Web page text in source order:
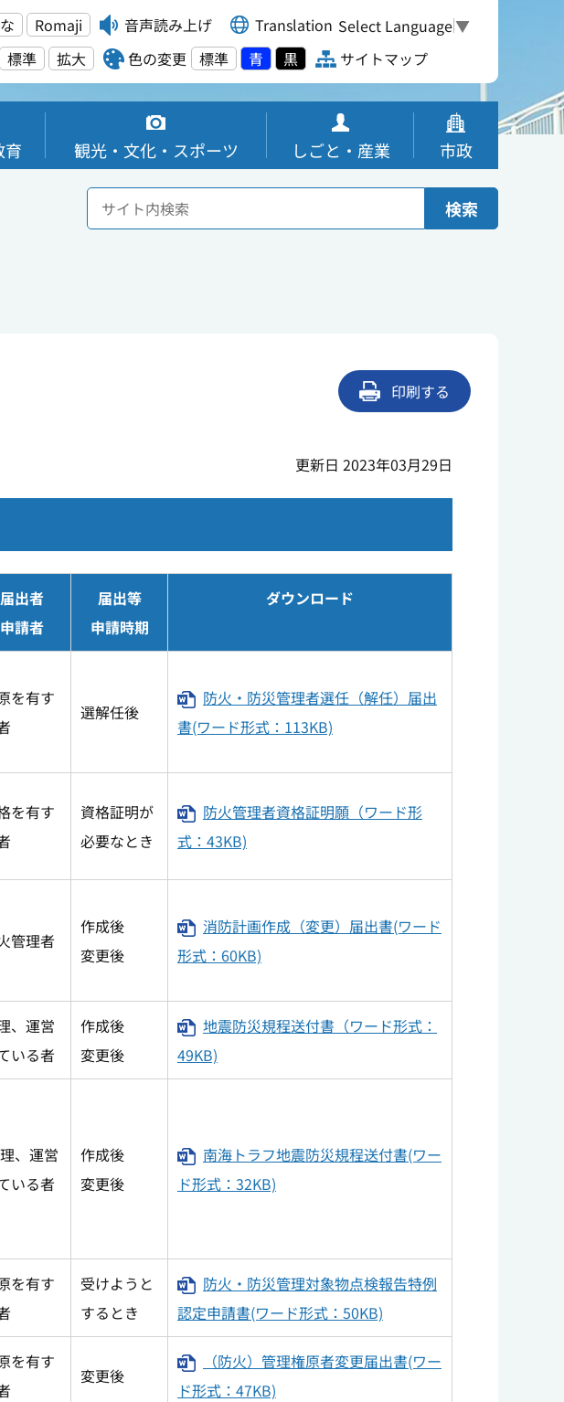
Romaji 音声読み上げ Translation Select Language▼
標準 拡大 色の変更 標準 青 黒 サイトマップ
育 観光・文化・スポーツ しごと・産業 市政
検索
印刷する
更新日 2023年03月29日
届出者
申請者
届出等
申請時期
ダウンロード
を有す
選解任後
防火・防災管理者選任（解任）届出
書(ワード形式：113KB)
を有す
資格証明が
必要なとき
防火管理者資格証明願（ワード形
式：43KB)
管理者
作成後
変更後
消防計画作成（変更）届出書(ワード
形式：60KB)
、運営
いる者
作成後
変更後
地震防災規程送付書（ワード形式：
49KB)
、運営
いる者
作成後
変更後
南海トラフ地震防災規程送付書(ワー
ド形式：32KB)
を有す
受けようと
するとき
防火・防災管理対象物点検報告特例
認定申請書(ワード形式：50KB)
を有す
変更後
（防火）管理権原者変更届出書(ワー
ド形式：47KB)